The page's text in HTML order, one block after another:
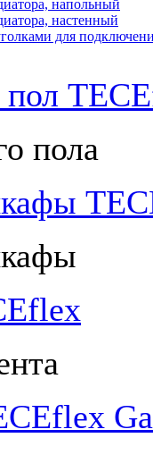
напольный
настенный
для
пола